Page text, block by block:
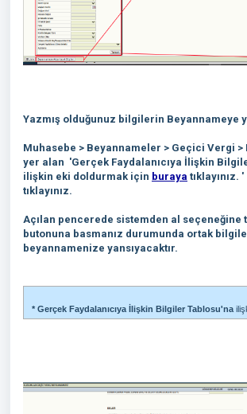
Yazmış olduğunuz bilgilerin Beyannameye
Muhasebe > Beyannameler > Geçici Vergi >
yer alan 'Gerçek Faydalanıcıya İlişkin
ilişkin eki doldurmak için buraya tıklayınız.
tıklayınız.
Açılan pencerede sistemden al seçeneğine
butonuna basmanız durumunda ortak
beyannamenize yansıyacaktır.
* Gerçek Faydalanıcıya İlişkin Bilgiler Tablosu'na